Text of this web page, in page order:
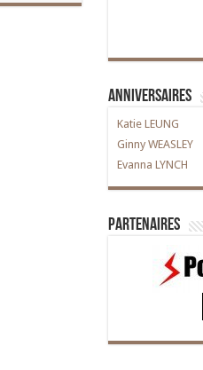
Anniversaires
Katie LEUNG
Ginny WEASLEY
Evanna LYNCH
Partenaires